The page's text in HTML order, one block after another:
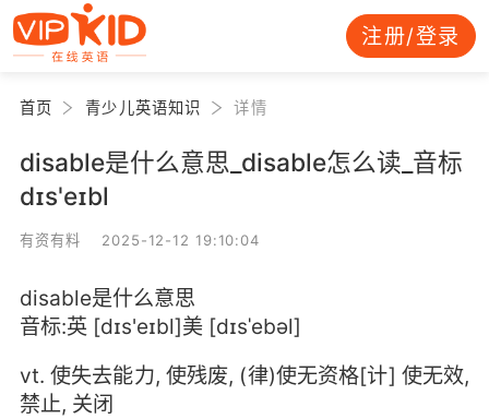
注册/登录
首页 青少儿英语知识 详情
disable是什么意思_disable怎么读_音标
dɪs'eɪbl
有资有料 2025-12-12 19:10:04
disable是什么意思
音标:英 [dɪs'eɪbl]美 [dɪsˈebəl]
vt. 使失去能力, 使残废, (律)使无资格[计] 使无效,
禁止, 关闭